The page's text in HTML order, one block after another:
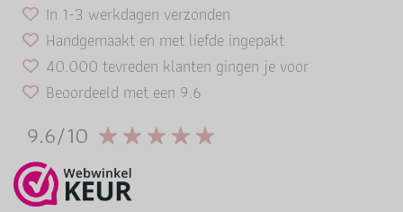
In 1-3 werkdagen verzonden
Handgemaakt en met liefde ingepakt
40.000 tevreden klanten gingen je voor
Beoordeeld met een 9.6
9.6/10